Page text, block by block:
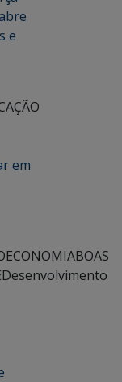
e
em
BOAS
Desenvolvimento